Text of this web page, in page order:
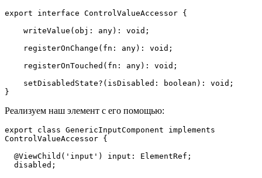
export interface ControlValueAccessor {
}
Реализуем наш элемент с его помощью:
export class GenericInputComponent implements
ControlValueAccessor {